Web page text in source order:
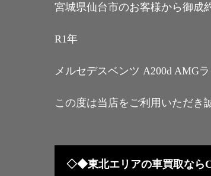
宮城県仙台市のお客様から御成
R1年
メルセデスベンツ A200d AMG
この度は当店をご利用いただき
◇◆東北エリアの車買取な